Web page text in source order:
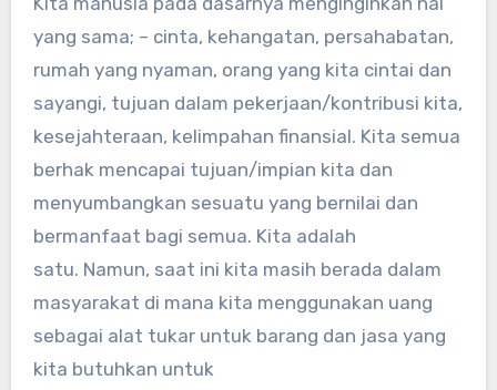
yang sama; – cinta, kehangatan, persahabatan,
rumah yang nyaman, orang yang kita cintai dan
sayangi, tujuan dalam pekerjaan/kontribusi kita,
kesejahteraan, kelimpahan finansial. Kita semua
berhak mencapai tujuan/impian kita dan
menyumbangkan sesuatu yang bernilai dan
bermanfaat bagi semua. Kita adalah
satu. Namun, saat ini kita masih berada dalam
masyarakat di mana kita menggunakan uang
sebagai alat tukar untuk barang dan jasa yang
kita butuhkan untuk